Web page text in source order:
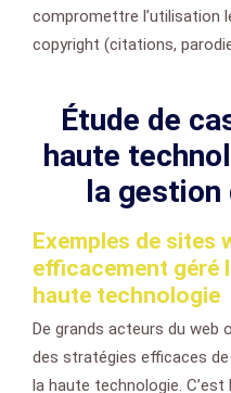
compromettre l’utilisation
copyright (citations,
Étude de
haute
la gestion
Exemples de sites
efficacement géré
haute technologie
De grands acteurs du web
des stratégies efficaces
la haute technologie.